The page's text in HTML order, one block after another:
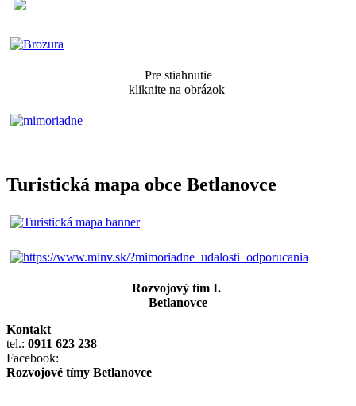
Pre stiahnutie
kliknite na obrázok
Turistická mapa obce Betlanovce
Rozvojový tím I.
Betlanovce
Kontakt
tel.: 0911 623 238
Facebook:
Rozvojové tímy Betlanovce